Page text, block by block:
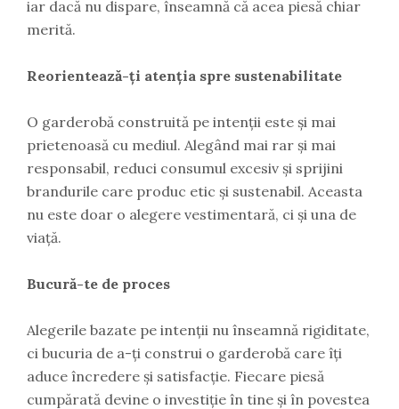
iar dacă nu dispare, înseamnă că acea piesă chiar
merită.
Reorientează-ți atenția spre sustenabilitate
O garderobă construită pe intenții este și mai
prietenoasă cu mediul. Alegând mai rar și mai
responsabil, reduci consumul excesiv și sprijini
brandurile care produc etic și sustenabil. Aceasta
nu este doar o alegere vestimentară, ci și una de
viață.
Bucură-te de proces
Alegerile bazate pe intenții nu înseamnă rigiditate,
ci bucuria de a-ți construi o garderobă care îți
aduce încredere și satisfacție. Fiecare piesă
cumpărată devine o investiție în tine și în povestea